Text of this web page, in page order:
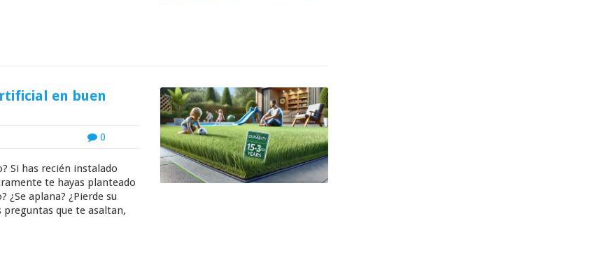
en buen
0
Si has recién instalado
te hayas planteado
¿Se aplana? ¿Pierde su
que te asaltan,